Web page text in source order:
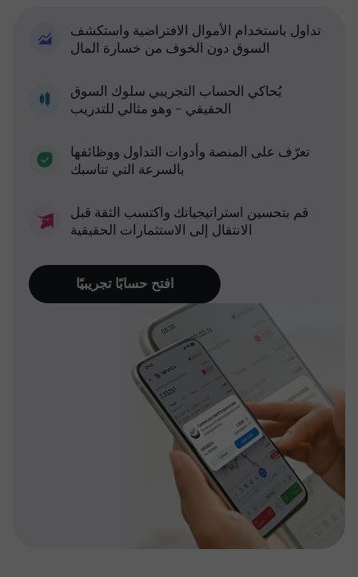
تداول باستخدام الأموال الافتراضية واستكشف
السوق دون الخوف من خسارة المال
يُحاكي الحساب التجريبي سلوك السوق
الحقيقي - وهو مثالي للتدريب
تعرّف على المنصة وأدوات التداول ووظائفها
بالسرعة التي تناسبك
قم بتحسين استراتيجياتك واكتسب الثقة قبل
الانتقال إلى الاستثمارات الحقيقية
افتح حسابًا تجريبيًا